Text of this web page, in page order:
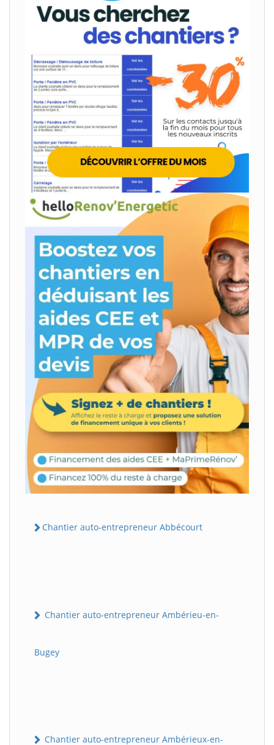
Chantier auto-entrepreneur Abbécourt
Chantier auto-entrepreneur Ambérieu-en-
Bugey
Chantier auto-entrepreneur Ambérieux-en-